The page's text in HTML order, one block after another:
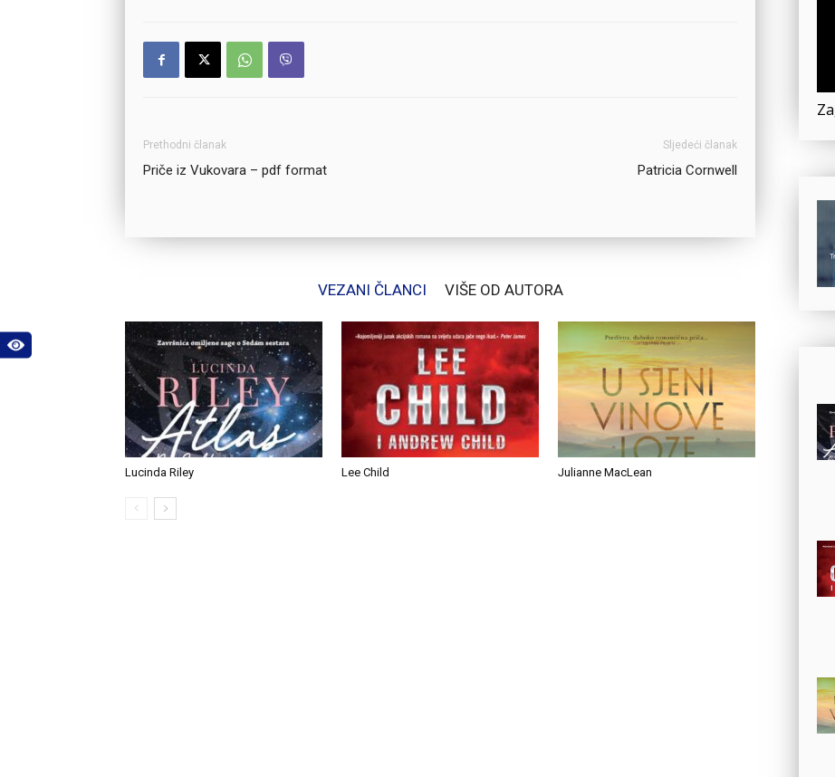
Prethodni članak
Priče iz Vukovara – pdf format
Sljedeći članak
Patricia Cornwell
VEZANI ČLANCI VIŠE OD AUTORA
Lucinda Riley Lee Child Julianne MacLean